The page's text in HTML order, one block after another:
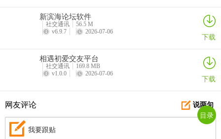
新滨海论坛软件
社交通讯
56.5 M
v6.9.7
2026-07-06 下载
相遇初爱交友平台
社交通讯
169.8 MB
v1.0.0
2026-07-06 下载
说两句
网友评论
我要跟贴
目录